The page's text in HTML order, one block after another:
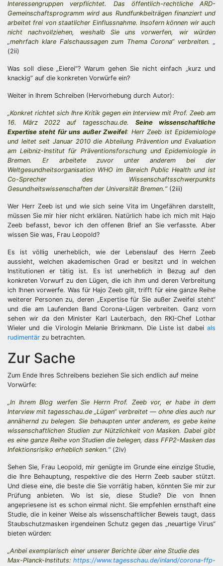
Interessengruppen verpflichtet. Das öffentlich-rechtliche ARD-
Gemeinschaftsprogramm wird aus Rundfunkbeiträgen finanziert und
arbeitet frei von staatlicher Einflussnahme. Insofern können wir auch
nicht nachvollziehen, weshalb Sie uns vorwerfen, wir würden
„mehrfach klare Falschaussagen zum Thema Corona“ verbreiten. „
(2ii)
Was soll diese „Eierei“? Warum gehen Sie nicht einfach „kurz und
knackig“ auf die konkreten Vorwürfe ein?
Weiter in Ihrem Schreiben (Hervorhebung durch Autor):
„Konkret richtet sich Ihre Kritik gegen ein Interview mit Prof. Zeeb am
16. März 2022 auf tagesschau.de. Seine wissenschaftliche
Expertise steht für uns außer Zweifel: Herr Zeeb ist Epidemiologe
und leitet seit Januar 2010 die Abteilung Prävention und Evaluation
am Leibniz-Institut für Präventionsforschung und Epidemiologie in
Bremen. Er arbeitete zuvor unter anderem bei der
Weltgesundheitsorganisation WHO im Bereich Public Health und ist
Co-Sprecher des Wissenschaftsschwerpunkts
Gesundheitswissenschaften der Universität Bremen.“(2iii)
Wer Herr Zeeb ist und wie sich seine Vita im Ungefähren darstellt,
müssen Sie mir hier nicht erklären. Natürlich habe ich mich mit Hajo
Zeeb befasst, bevor ich den offenen Brief an Sie verfasste. Aber
wissen Sie was, Frau Leopold?
Es ist völlig unerheblich, wie der Lebenslauf des Herrn Zeeb
aussieht, welchen akademischen Grad er besitzt und in welchen
Institutionen er tätig ist. Es ist unerheblich in Bezug auf den
konkreten Vorwurf zu den Lügen, die ich ihm und deren Verbreitung
ich Ihnen vorwerfe. Was für Hajo Zeeb gilt, trifft für eine ganze Reihe
weiterer Personen zu, deren „Expertise für Sie außer Zweifel steht“
und die am Laufenden Band Corona-Lügen verbreiten. Ganz vorn
sehen wir da den Minister Karl Lauterbach, den RKI-Chef Lothar
Wieler und die Virologin Melanie Brinkmann. Die Liste ist dabei als
rudimentär zu betrachten.
Zur Sache
Zum Ende Ihres Schreibens beziehen Sie sich endlich auf meine
Vorwürfe:
„In Ihrem Blog werfen Sie Herrn Prof. Zeeb vor, er habe in dem
Interview mit tagesschau.de „Lügen“ verbreitet — ohne dies auch nur
annähernd zu belegen. Sie behaupten unter anderem, es gebe keine
wissenschaftlichen Studien zur Nützlichkeit von Masken. Dabei gibt
es eine ganze Reihe von Studien die belegen, dass FFP2-Masken das
Infektionsrisiko erheblich senken.“(2iv)
Sehen Sie, Frau Leopold, mir genügte im Grunde eine einzige Studie,
die Ihre Behauptung, respektive die des Herrn Zeeb sauber stützt.
Und diese eine, die beste die Sie vorrätig haben, könnten Sie mir zur
Prüfung anbieten. Wo ist sie, diese Studie? Die von Ihnen
angepriesene ist es schon einmal nicht. Sie empfehlen ernsthaft eine
Studie, die in keiner Weise als wissenschaftlicher Beweis taugt, dass
Staubschutzmasken irgendeinen Schutz gegen das „neuartige Virus“
bieten würden:
„Anbei exemplarisch einer unserer Berichte über eine Studie des
Max-Planck-Instituts: https://www.tagesschau.de/inland/corona-ffp-